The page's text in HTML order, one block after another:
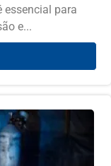
essencial para
e...